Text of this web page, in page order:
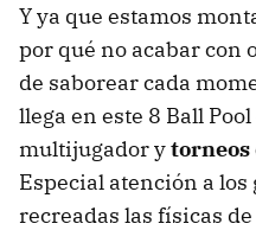
Y ya que estamos
por qué no acabar con
de saborear cada
llega en este 8 Ball
multijugador ytorneos
Especial atención a los
recreadas las físicas